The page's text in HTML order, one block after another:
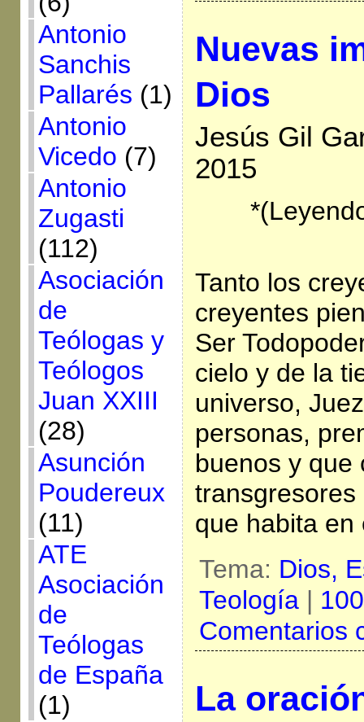
Antonio
Sanchis
Pallarés (1)
Antonio
Vicedo (7)
Antonio
Zugasti
(112)
Asociación
de
Teólogas y
Teólogos
Juan XXIII
(28)
Asunción
Poudereux
(11)
ATE
Asociación
de
Teólogas
de España
(1)
Nuevas
Dios
Jesús Gil
2015
Tanto los
creyentes
Ser
cielo y de la
universo,
personas,
buenos y que
que habita
Tema: Dios,
Teología|
Comentarios
La